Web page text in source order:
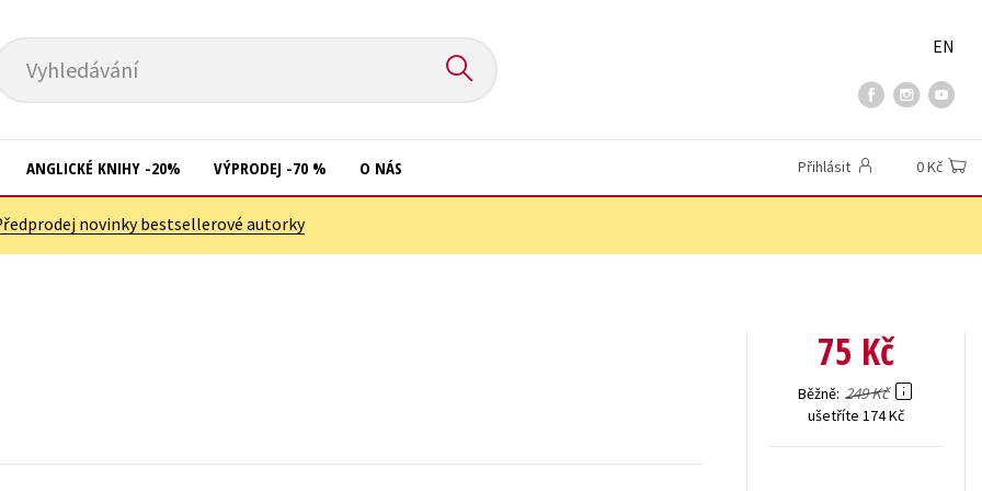
Vyhledávání
EN
ANGLICKÉ KNIHY -20% VÝPRODEJ -70 % O NÁS Přihlásit 0 Kč
novinky bestsellerové autorky
75 Kč
Běžně 249 Kč
ušetříte 174 Kč